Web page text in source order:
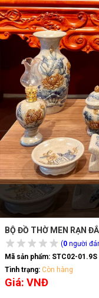
BỘ ĐỒ THỜ MEN RẠN
(0 người
Mã sản phẩm: STC02-01.9S
Tình trạng: Còn hàng
Giá: VNĐ